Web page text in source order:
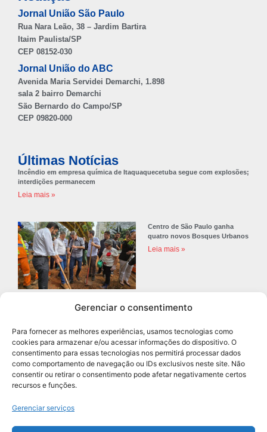
Gerenciar o consentimento
Para fornecer as melhores experiências, usamos tecnologias como
cookies para armazenar e/ou acessar informações do dispositivo. O
consentimento para essas tecnologias nos permitirá processar dados
como comportamento de navegação ou IDs exclusivos neste site. Não
consentir ou retirar o consentimento pode afetar negativamente certos
recursos e funções.
Gerenciar serviços
Jornal União São Paulo
Rua Nara Leão, 38 – Jardim Bartira
Itaim Paulista/SP
CEP 08152-030
Jornal União do ABC
Avenida Maria Servidei Demarchi, 1.898
sala 2 bairro Demarchi
São Bernardo do Campo/SP
CEP 09820-000
Últimas Notícias
Incêndio em empresa química de Itaquaquecetuba segue com explosões;
interdições permanecem
Leia mais »
Centro de São Paulo ganha
quatro novos Bosques Urbanos
Leia mais »
para professores
Leia mais »
Navegação